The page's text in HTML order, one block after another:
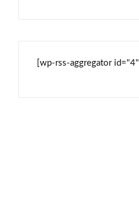
[wp-rss-aggregator id="4"]